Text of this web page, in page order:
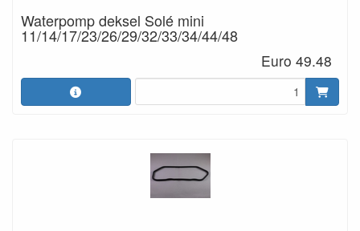
Waterpomp deksel Solé mini
11/14/17/23/26/29/32/33/34/44/48
Euro 49.48